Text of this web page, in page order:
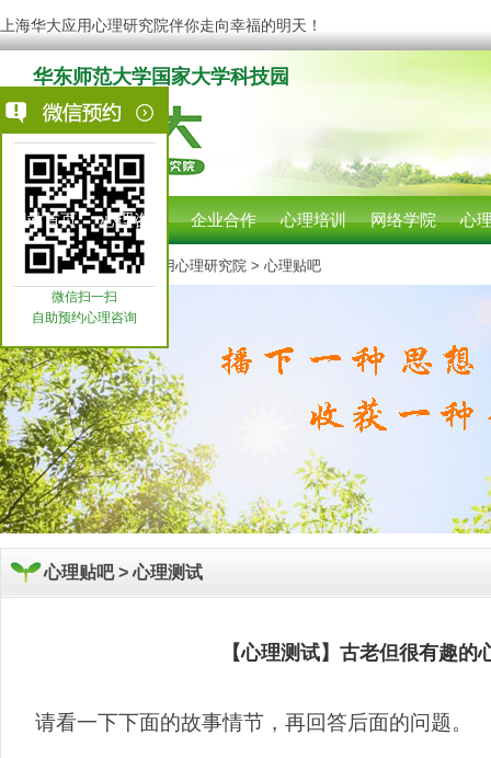
上海华大应用心理研究院伴你走向幸福的明天！
华东师范大学国家大学科技园
网站首页 心理咨询 企业合作 心理培训 网络学院 心
您现在的位置:上海华大应用心理研究院 > 心理贴吧
心理贴吧 >心理测试
【心理测试】古老但很有趣的
请看一下下面的故事情节，再回答后面的问题。
微信扫一扫
自助预约心理咨询